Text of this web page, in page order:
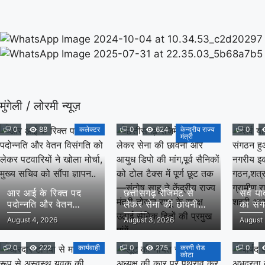
मुंगेली / लोरमी न्यूज़
0 88 कलेक्टर
आर आई के रिक्त पद
पदोन्नति और वेतन
विसंगति को लेकर
पटवारियों ने खोला मोर्चा,
ज्ञापन..
August 4, 2026
0 624
केन्द्रीय राज्य
मंत्री
छत्तीसगढ़ रेजिमेंट से
लेकर सेना की छावनी
और आयुध डिपो की
मांग,पूर्व सैनिकों को टोल
संतोष साहू ने केंद्रीय
राज्य मंत्री तोखन साहू के
August 3, 2026
0
सर्व
का
का
लोरमी
August
0 222 कार्यवाही 0 275
करगी रोड
कोटा
0